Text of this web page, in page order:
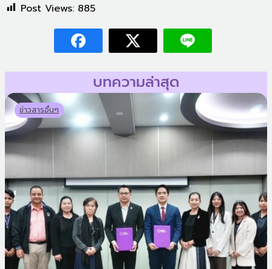
Post Views: 885
บทความล่าสุด
ข่าวสารอื่นๆ